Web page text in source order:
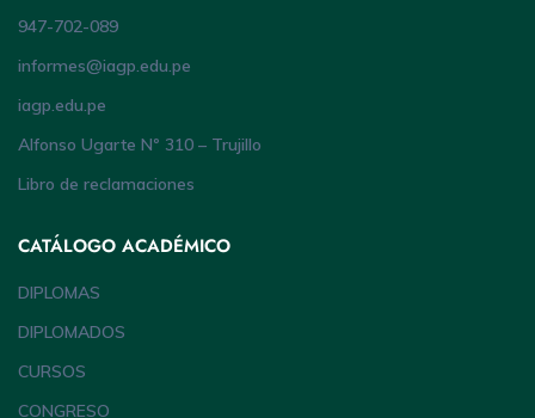
947-702-089
informes@iagp.edu.pe
iagp.edu.pe
Alfonso Ugarte Nº 310 – Trujillo
Libro de reclamaciones
CATÁLOGO ACADÉMICO
DIPLOMAS
DIPLOMADOS
CURSOS
CONGRESO